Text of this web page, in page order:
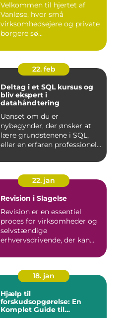
Velkommen til hjertet af
Vanløse, hvor små
virksomhedsejere og private
borgere sø...
22. feb
Deltag i et SQL kursus og
bliv ekspert i
datahåndtering
Uanset om du er
nybegynder, der ønsker at
lære grundstenene i SQL,
eller en erfaren professionel,
22. jan
Revision i Slagelse
Revision er en essentiel
proces for virksomheder og
selvstændige
erhvervsdrivende, der kan
18. jan
Hjælp til
forskudsopgørelse: En
Komplet Guide til